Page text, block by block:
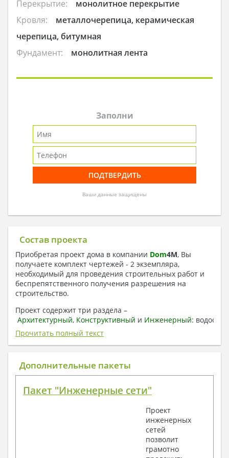
Перекрытие:
монолитное перекрытие
Кровля:
металлочерепица, керамическая
черепица, битумная
Фундамент:
монолитная лента
Заполни
Ваши данные защищены
Состав проекта
Приобретая проект дома в компании Dom4M, Вы
получаете комплект чертежей - 2 экземпляра,
необходимый для проведения строительных работ и
беспрепятственного получения разрешения на
строительство.
Проект содержит три раздела –
Архитектурный, Конструктивный и Инженерный:
отопление, вентиляция, канализация,
электроснабжение (приобретается за дополнительную
плату) + Пояснительная записка.
1. Архитектурный раздел:
План координационных осей
Поэтажные маркировочные планы с
Разрезы и состав конструкций
Фасады с ведомостью внешних отделок
Прочитать полный текст
Дополнительные пакеты
Пакет "Инженерные сети"
Проект
инженерных
сетей
позволит
грамотно